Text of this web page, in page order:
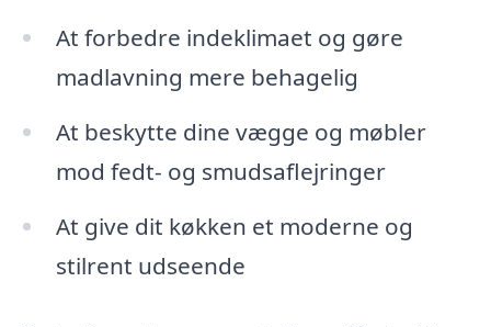
At forbedre indeklimaet og gøre
madlavning mere behagelig
At beskytte dine vægge og møbler
mod fedt- og smudsaflejringer
At give dit køkken et moderne og
stilrent udseende